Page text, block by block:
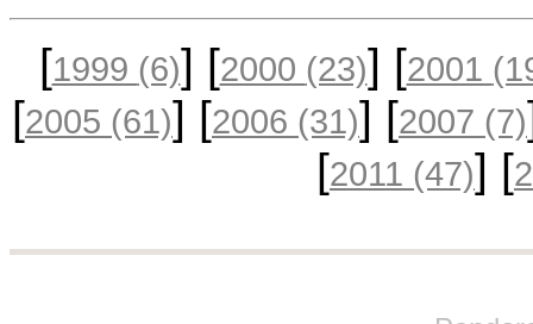
[1999 (6)] [2000 (23)] [2001
[2005 (61)] [2006 (31)] [2007 (7)
[2011 (47)] [